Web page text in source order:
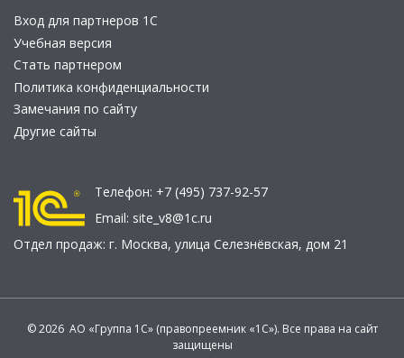
Вход для партнеров 1С
Учебная версия
Стать партнером
Политика конфиденциальности
Замечания по сайту
Другие сайты
Телефон: +7 (495) 737-92-57
Email: site_v8@1c.ru
Отдел продаж: г. Москва, улица Селезнёвская, дом 21
© 2026 АО «Группа 1С» (правопреемник «1С»). Все права на сайт
защищены